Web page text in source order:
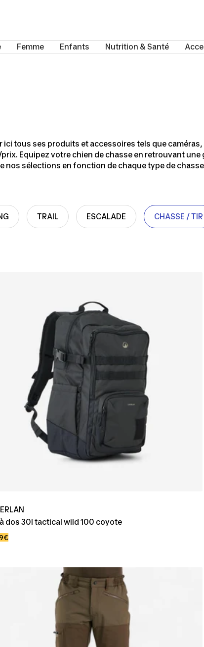
Femme Enfants Nutrition & Santé
tous ses produits et accessoires tels que
Equipez votre chien de chasse en retrouvant une
sélections en fonction de chaque type de
TRAIL ESCALADE CHASSE / TIR
dos 30l tactical wild 100 coyote